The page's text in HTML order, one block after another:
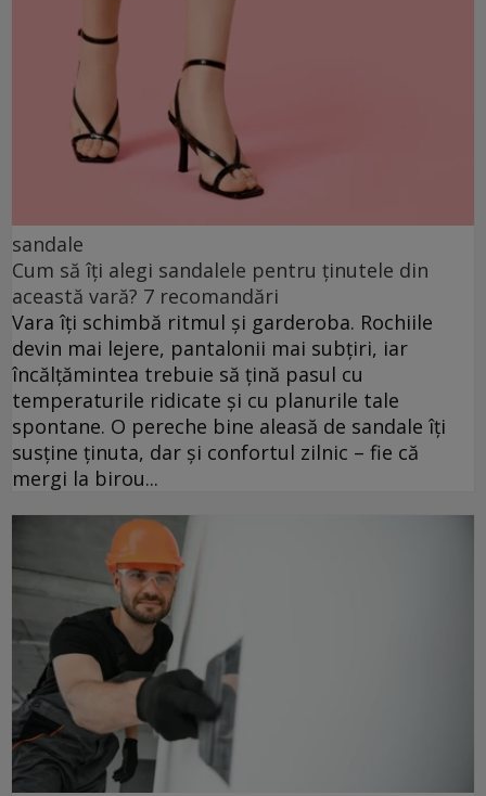
sandale
Cum să îți alegi sandalele pentru ținutele din
această vară? 7 recomandări
Vara îți schimbă ritmul și garderoba. Rochiile
devin mai lejere, pantalonii mai subțiri, iar
încălțămintea trebuie să țină pasul cu
temperaturile ridicate și cu planurile tale
spontane. O pereche bine aleasă de sandale îți
susține ținuta, dar și confortul zilnic – fie că
mergi la birou...